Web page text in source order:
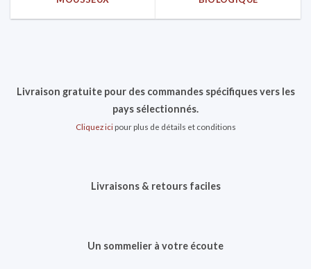
Livraison gratuite pour des commandes spécifiques vers les
pays sélectionnés.
Cliquez icipour plus de détails et conditions
Livraisons & retours faciles
Un sommelier à votre écoute